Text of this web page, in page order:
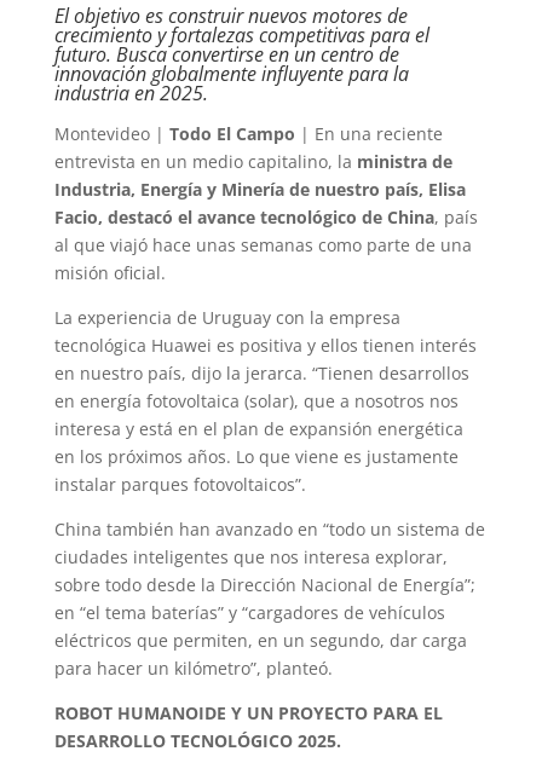
El objetivo es construir nuevos motores de
crecimiento y fortalezas competitivas para el
futuro. Busca convertirse en un centro de
innovación globalmente influyente para la
industria en 2025.
Montevideo | Todo El Campo | En una reciente
entrevista en un medio capitalino, la ministra de
Industria, Energía y Minería de nuestro país, Elisa
Facio, destacó el avance tecnológico de China, país
al que viajó hace unas semanas como parte de una
misión oficial.
La experiencia de Uruguay con la empresa
tecnológica Huawei es positiva y ellos tienen interés
en nuestro país, dijo la jerarca. “Tienen desarrollos
en energía fotovoltaica (solar), que a nosotros nos
interesa y está en el plan de expansión energética
en los próximos años. Lo que viene es justamente
instalar parques fotovoltaicos”.
China también han avanzado en “todo un sistema de
ciudades inteligentes que nos interesa explorar,
sobre todo desde la Dirección Nacional de Energía”;
en “el tema baterías” y “cargadores de vehículos
eléctricos que permiten, en un segundo, dar carga
para hacer un kilómetro”, planteó.
ROBOT HUMANOIDE Y UN PROYECTO PARA EL
DESARROLLO TECNOLÓGICO 2025.